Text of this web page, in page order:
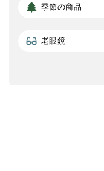
季節の商品
老眼鏡